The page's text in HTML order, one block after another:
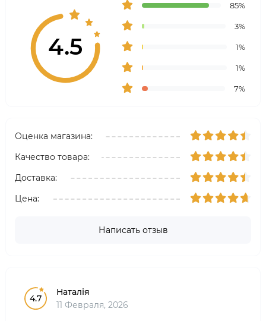
4.5
85%
3%
1%
1%
7%
Оценка магазина:
Качество товара:
Доставка:
Цена:
Написать отзыв
4.7
Наталія
11 Февраля, 2026